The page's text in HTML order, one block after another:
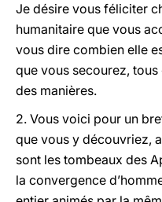
Je désire vous féliciter
humanitaire que vous
vous dire combien elle
que vous secourez,
des manières.
2. Vous voici pour un
que vous y découvriez,
sont les tombeaux des
la convergence